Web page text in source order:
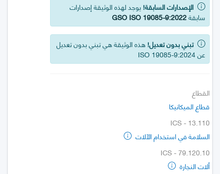
الإصدارات السابقة! يوجد لهذه الوثيقة إصدارات
سابقةGSO ISO 19085-9:2022
تبني بدون تعديل! هذه الوثيقة هي تبني بدون تعديل
عن ISO 19085-9:2024
القطاع
قطاع الميكانيكا
ICS - 13.110
السلامة في استخدام الآلات
ICS - 79.120.10
ألات النجارة